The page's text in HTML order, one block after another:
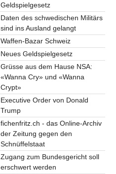
Geldspielgesetz
Daten des schwedischen Militärs
sind ins Ausland gelangt
Waffen-Bazar Schweiz
Neues Geldspielgesetz
Grüsse aus dem Hause NSA:
«Wanna Cry» und «Wanna
Crypt»
Executive Order von Donald
Trump
fichenfritz.ch - das Online-Archiv
der Zeitung gegen den
Schnüffelstaat
Zugang zum Bundesgericht soll
erschwert werden